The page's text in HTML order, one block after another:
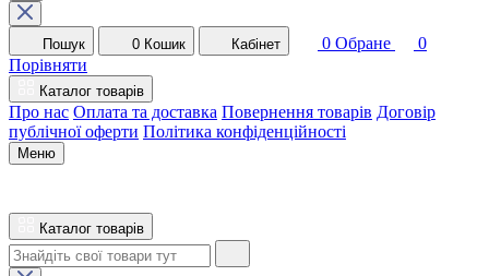
Пошук 0 Кошик Кабінет 0 Обране
0
Порівняти
Каталог товарів
Про нас Оплата та доставка Повернення товарів Договір
публічної оферти Політика конфіденційності
Меню
Каталог товарів